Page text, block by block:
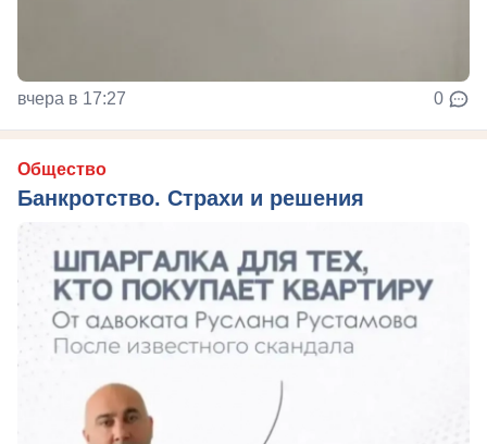
вчера в 17:27 0
Общество
Банкротство. Страхи и решения